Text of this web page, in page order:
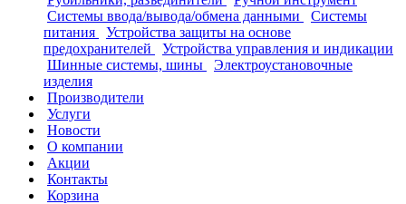
Системы ввода/вывода/обмена данными
Системы
питания
Устройства защиты на основе
предохранителей
Устройства управления и индикации
Шинные системы, шины
Электроустановочные
изделия
Производители
Услуги
Новости
О компании
Акции
Контакты
Корзина